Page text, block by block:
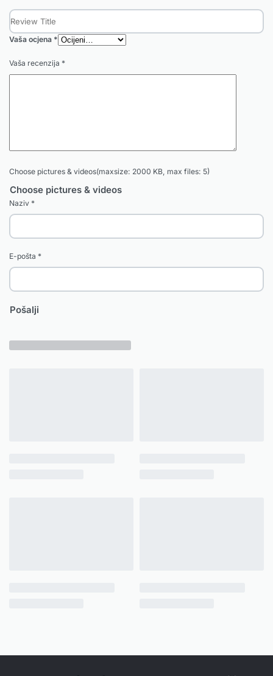
Vaša ocjena *
Vaša recenzija *
Choose pictures & videos(maxsize: 2000 KB, max files: 5)
Choose pictures & videos
Naziv *
E-pošta *